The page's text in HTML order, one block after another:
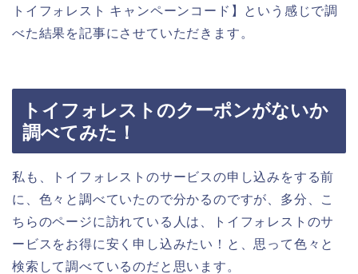
トイフォレスト キャンペーンコード】という感じで調
べた結果を記事にさせていただきます。
トイフォレストのクーポンがないか
調べてみた！
私も、トイフォレストのサービスの申し込みをする前
に、色々と調べていたので分かるのですが、多分、こ
ちらのページに訪れている人は、トイフォレストのサ
ービスをお得に安く申し込みたい！と、思って色々と
検索して調べているのだと思います。